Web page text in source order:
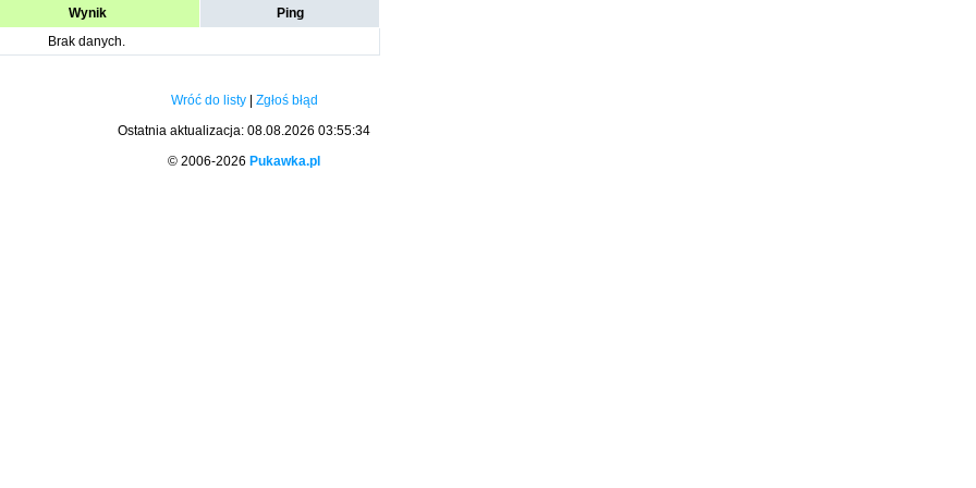
Wynik
Ping
Brak danych.
Wróć do listy| Zgłoś błąd
Ostatnia aktualizacja: 08.08.2026 03:55:34
© 2006-2026 Pukawka.pl